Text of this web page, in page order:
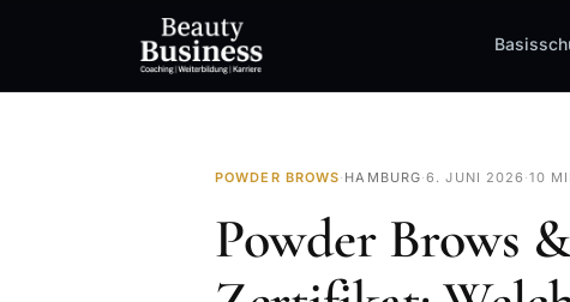
POWDER BROWS· HAMBURG·6. JUNI 2026 ·10
Powder Brows